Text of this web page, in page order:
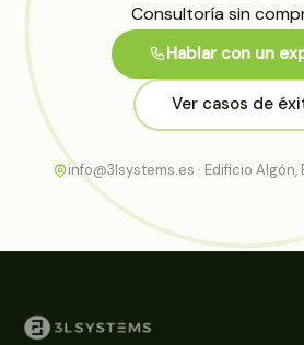
Consultoría sin
Hablar con un
Ver casos de
info@3lsystems.es · Edificio